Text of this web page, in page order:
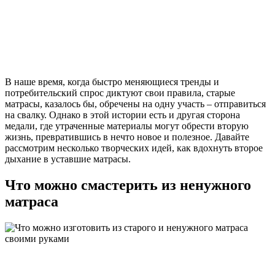
В наше время, когда быстро меняющиеся тренды и
потребительский спрос диктуют свои правила, старые
матрасы, казалось бы, обречены на одну участь – отправиться
на свалку. Однако в этой истории есть и другая сторона
медали, где утраченные материалы могут обрести вторую
жизнь, превратившись в нечто новое и полезное. Давайте
рассмотрим несколько творческих идей, как вдохнуть второе
дыхание в уставшие матрасы.
Что можно смастерить из ненужного
матраса